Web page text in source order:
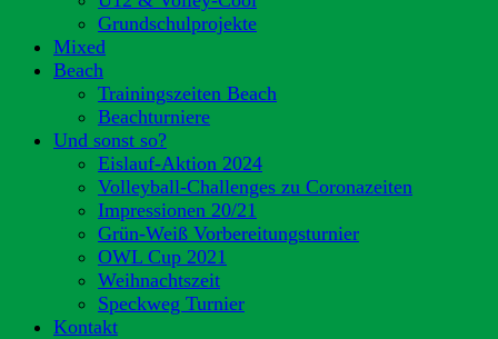
Grundschulprojekte
Mixed
Beach
Trainingszeiten Beach
Beachturniere
Und sonst so?
Eislauf-Aktion 2024
Volleyball-Challenges zu Coronazeiten
Impressionen 20/21
Grün-Weiß Vorbereitungsturnier
OWL Cup 2021
Weihnachtszeit
Speckweg Turnier
Kontakt